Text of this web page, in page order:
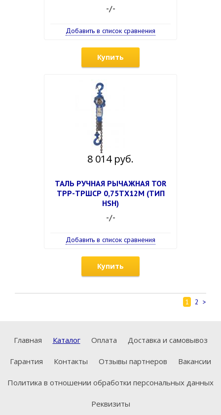
-/-
Добавить в список сравнения
Купить
8 014 руб.
ТАЛЬ РУЧНАЯ РЫЧАЖНАЯ TOR
ТРР-ТРШСР 0,75ТХ12М (ТИП
HSH)
-/-
Добавить в список сравнения
Купить
1 2 >
Главная Каталог Оплата Доставка и самовывоз
Гарантия Контакты Отзывы партнеров Вакансии
Политика в отношении обработки персональных данных
Реквизиты